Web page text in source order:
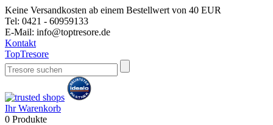
Keine Versandkosten ab einem Bestellwert von 40 EUR
Tel: 0421 - 60959133
E-Mail: info@toptresore.de
Kontakt
TopTresore
Ihr Warenkorb
0 Produkte